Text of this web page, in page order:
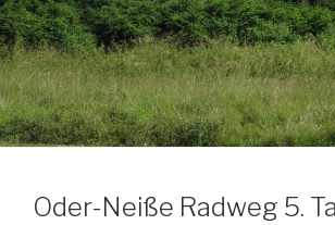
Oder-Neiße Radweg 5.